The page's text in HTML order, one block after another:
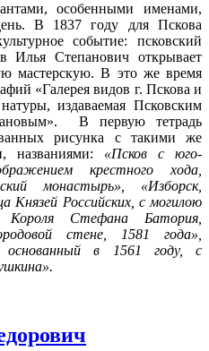
особенными именами,
В 1837 году для Пскова
событие: псковский
Илья Степанович открывает
мастерскую. В это же время
«Галерея видов г. Пскова и
издаваемая Псковским
В первую тетрадь
рисунка с такими же
названиями: «Псков с юго-
крестного хода,
монастырь», «Изборск,
Князей Российских, с могилою
Короля Стефана Батория,
стене, 1581 года»,
основанный в 1561 году, с